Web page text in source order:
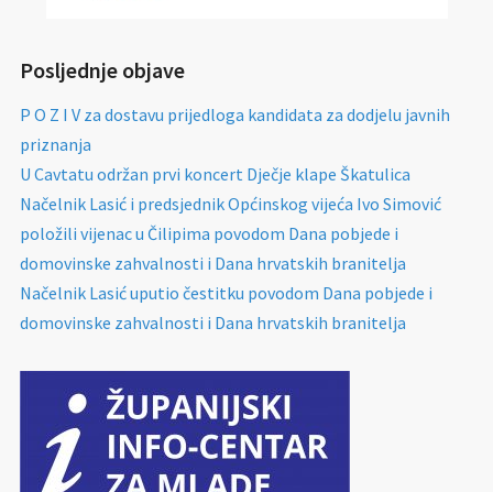
Posljednje objave
P O Z I V za dostavu prijedloga kandidata za dodjelu javnih
priznanja
U Cavtatu održan prvi koncert Dječje klape Škatulica
Načelnik Lasić i predsjednik Općinskog vijeća Ivo Simović
položili vijenac u Čilipima povodom Dana pobjede i
domovinske zahvalnosti i Dana hrvatskih branitelja
Načelnik Lasić uputio čestitku povodom Dana pobjede i
domovinske zahvalnosti i Dana hrvatskih branitelja